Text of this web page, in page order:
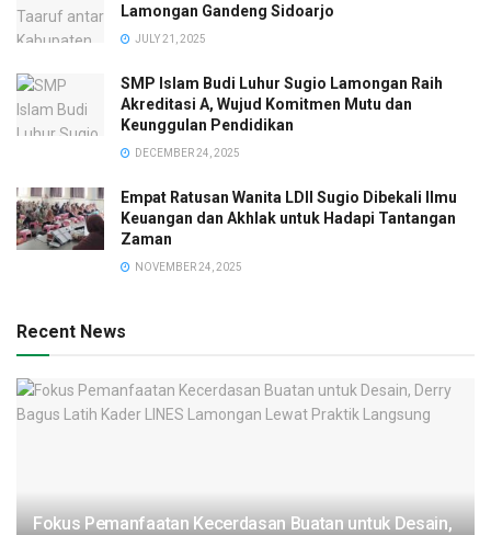
Lamongan Gandeng Sidoarjo
JULY 21, 2025
SMP Islam Budi Luhur Sugio Lamongan Raih
Akreditasi A, Wujud Komitmen Mutu dan
Keunggulan Pendidikan
DECEMBER 24, 2025
Empat Ratusan Wanita LDII Sugio Dibekali Ilmu
Keuangan dan Akhlak untuk Hadapi Tantangan
Zaman
NOVEMBER 24, 2025
Recent News
Fokus Pemanfaatan Kecerdasan Buatan untuk Desain,